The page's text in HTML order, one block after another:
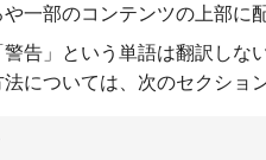
一部のコンテンツの上部に
告」という単語は翻訳し
については、次のセクショ